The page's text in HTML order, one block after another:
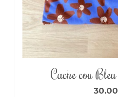
Cache cou
30.00